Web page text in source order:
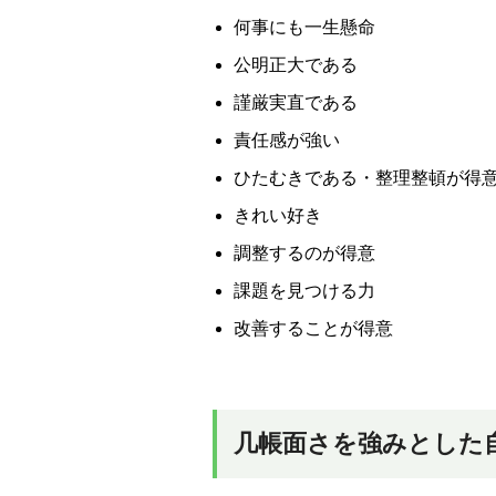
何事にも一生懸命
公明正大である
謹厳実直である
責任感が強い
ひたむきである・整理整頓が得
きれい好き
調整するのが得意
課題を見つける力
改善することが得意
几帳面さを強みとした